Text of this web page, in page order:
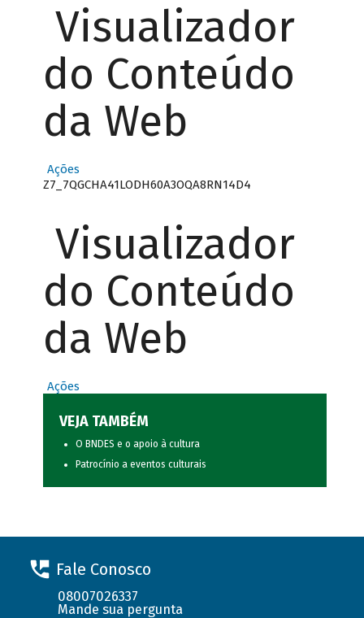
Visualizador
do Conteúdo
da Web
Ações
Z7_7QGCHA41LODH60A3OQA8RN14D4
Visualizador
do Conteúdo
da Web
Ações
VEJA TAMBÉM
O BNDES e o apoio à cultura
Patrocínio a eventos culturais
Fale Conosco
08007026337
Mande sua pergunta